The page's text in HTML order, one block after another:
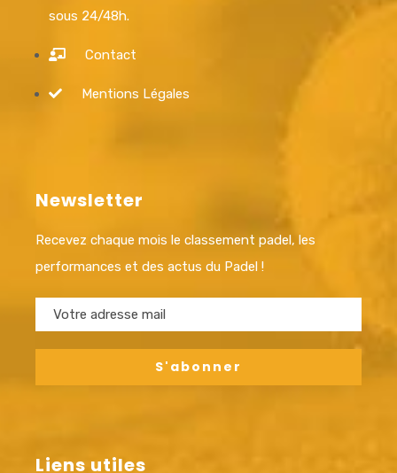
sous 24/48h.
Contact
Mentions Légales
Newsletter
Recevez chaque mois le classement padel, les
performances et des actus du Padel !
Liens utiles